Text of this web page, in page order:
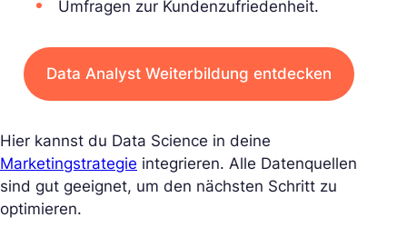
Umfragen zur Kundenzufriedenheit.
Data Analyst Weiterbildung entdecken
Hier kannst du Data Science in deine
Marketingstrategie integrieren. Alle Datenquellen
sind gut geeignet, um den nächsten Schritt zu
optimieren.